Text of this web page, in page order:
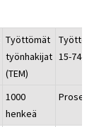
Työttömät
työnhakijat
(TEM)
15-74-
1000
henkeä